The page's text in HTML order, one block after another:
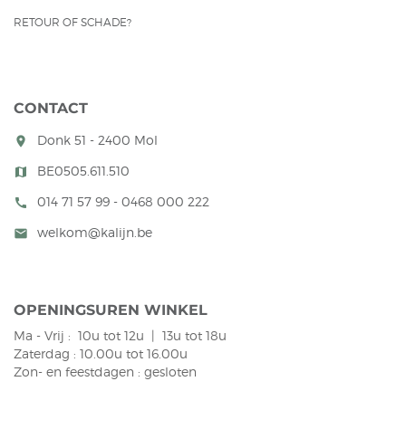
RETOUR OF SCHADE?
CONTACT
room Donk 51 - 2400 Mol
map BE0505.611.510
call 014 71 57 99 - 0468 000 222
mail welkom@kalijn.be
OPENINGSUREN WINKEL
Ma - Vrij : 10u tot 12u | 13u tot 18u
Zaterdag : 10.00u tot 16.00u
Zon- en feestdagen : gesloten